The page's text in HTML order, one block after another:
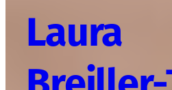
Laura